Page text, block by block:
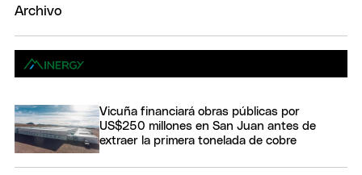
Vicuña financiará obras públicas por
US$250 millones en San Juan antes de
extraer la primera tonelada de cobre